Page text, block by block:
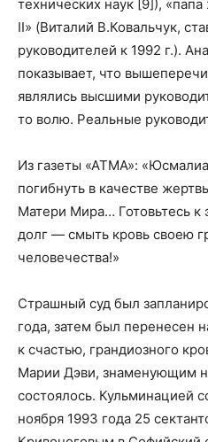
технических наук [9]),
II» (Виталий В.Ковальчук,
руководителей к 1992 г.).
показывает, что
являлись высшими
то волю. Реальные
Из газеты «АТМА»:
погибнуть в качестве
Матери Мира… Готовьтесь к
долг — смыть кровь своею
человечества!»
Страшный суд был
года, затем был перенесен
к счастью, грандиозного
Марии Дэви, знаменующим
состоялось. Кульминацией
ноября 1993 года 25